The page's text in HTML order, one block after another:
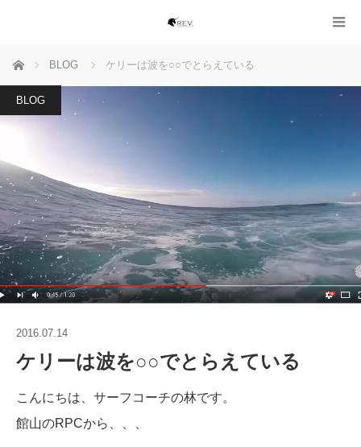
ホーム BLOG ケリーは波を○○でとらえている
BLOG
2016.07.14
ケリーは波を○○でとらえている
こんにちは、サーフコーチの林です。
館山のRPCから、、、